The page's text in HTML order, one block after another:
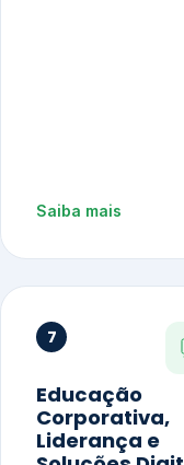
Saiba mais
7
Educação
Corporativa,
Liderança e